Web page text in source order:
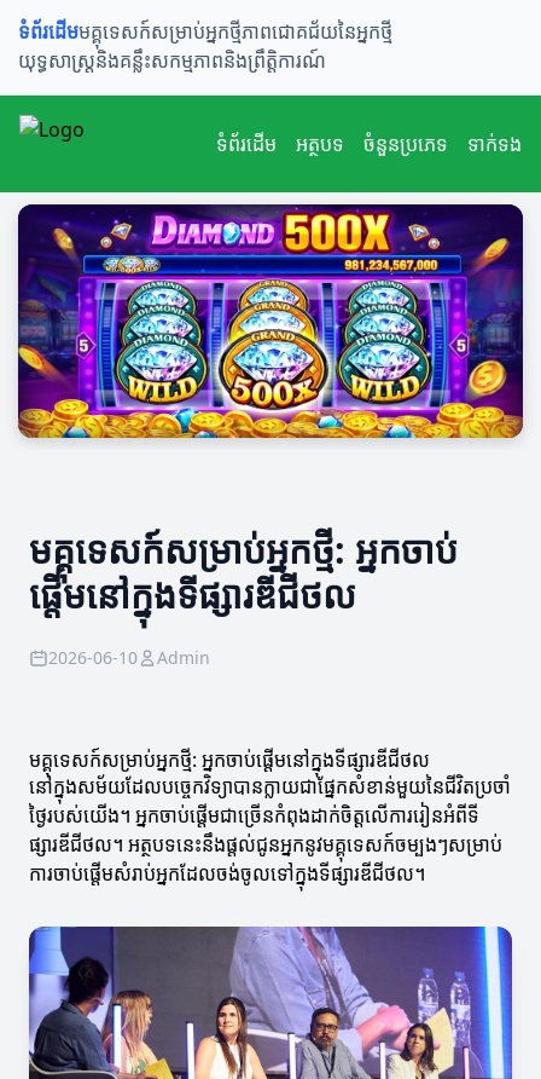
ទំព័រដើមមគ្គុទេសក៍សម្រាប់អ្នកថ្មីភាពជោគជ័យនៃអ្នកថ្មី
យុទ្ធសាស្ត្រនិងគន្លឹះសកម្មភាពនិងព្រឹត្តិការណ៍
ទំព័រដើម អត្ថបទ ចំនួនប្រភេទ ទាក់ទង
មគ្គុទេសក៍សម្រាប់អ្នកថ្មី: អ្នកចាប់
ផ្តើមនៅក្នុងទីផ្សារឌីជីថល
2026-06-10 Admin
មគ្គុទេសក៍សម្រាប់អ្នកថ្មី: អ្នកចាប់ផ្តើមនៅក្នុងទីផ្សារឌីជីថល
នៅក្នុងសម័យដែលបច្ចេកវិទ្យាបានក្លាយជាផ្នែកសំខាន់មួយនៃជីវិតប្រចាំ
ថ្ងៃរបស់យើង។ អ្នកចាប់ផ្តើមជាច្រើនកំពុងដាក់ចិត្តលើការរៀនអំពីទី
ផ្សារឌីជីថល។ អត្ថបទនេះនឹងផ្តល់ជូនអ្នកនូវមគ្គុទេសក៍ចម្បងៗសម្រាប់
ការចាប់ផ្តើមសំរាប់អ្នកដែលចង់ចូលទៅក្នុងទីផ្សារឌីជីថល។